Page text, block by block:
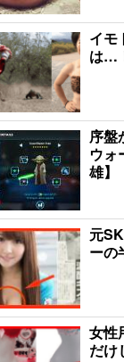
イモ
は…
序盤
ウォ
雄】
元
ーの
女性
だけ